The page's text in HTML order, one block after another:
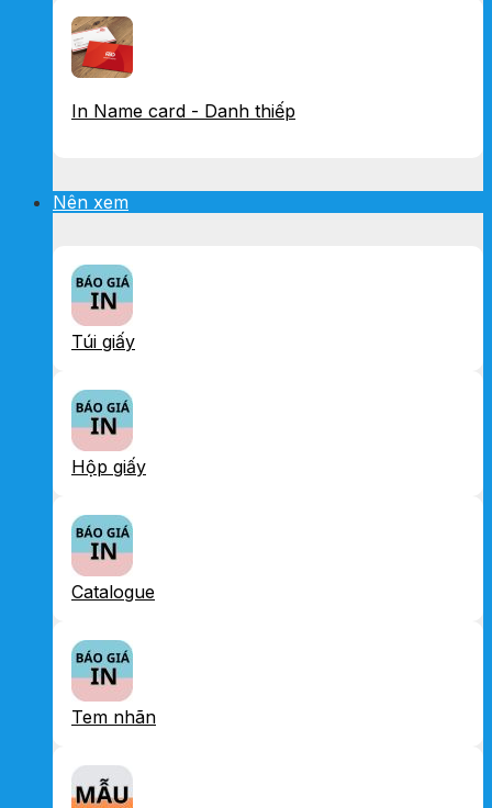
In Name card - Danh thiếp
Nên xem
Túi giấy
Hộp giấy
Catalogue
Tem nhãn